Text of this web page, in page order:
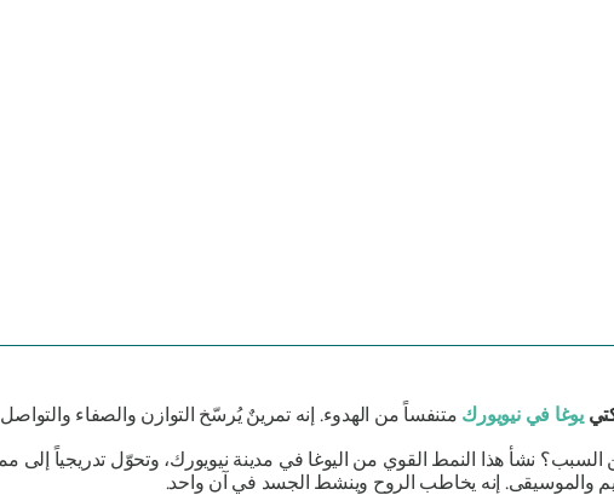
يوغا في نيويورك متنفساً من الهدوء. إنه تمرينٌ يُرسّخ التوازن والصفاء
نشأ هذا النمط القوي من اليوغا في مدينة نيويورك، وتحوّل تدريجياً إلى
والموسيقى. إنه يخاطب الروح وينشط الجسد في آن واحد.